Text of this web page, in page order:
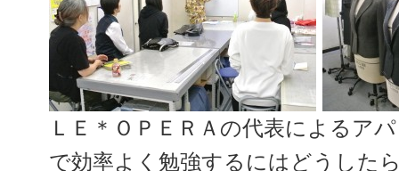
ＬＥ＊ＯＰＥＲＡの代表によるア
で効率よく勉強するにはどうした